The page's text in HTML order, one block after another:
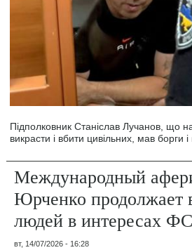
Підполковник Станіслав Лучанов, що
викрасти і вбити цивільних, мав борги
Международный
Юрченко продолжает
людей в интересах
вт, 14/07/2026 - 16:28